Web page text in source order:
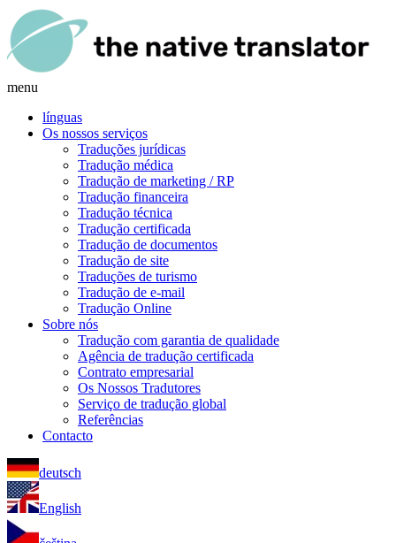
menu
línguas
Os nossos serviços
Traduções jurídicas
Tradução médica
Tradução de marketing / RP
Tradução financeira
Tradução técnica
Tradução certificada
Tradução de documentos
Tradução de site
Traduções de turismo
Tradução de e-mail
Tradução Online
Sobre nós
Tradução com garantia de qualidade
Agência de tradução certificada
Contrato empresarial
Os Nossos Tradutores
Serviço de tradução global
Referências
Contacto
deutsch
English